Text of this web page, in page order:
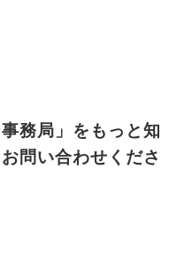
務局」をもっと知
問い合わせくださ